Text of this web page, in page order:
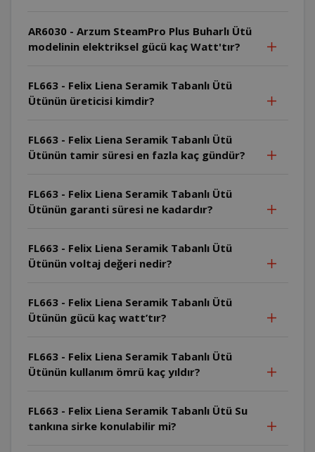
AR6030 - Arzum SteamPro Plus Buharlı Ütü
modelinin elektriksel gücü kaç Watt'tır?
FL663 - Felix Liena Seramik Tabanlı Ütü
Ütünün üreticisi kimdir?
FL663 - Felix Liena Seramik Tabanlı Ütü
Ütünün tamir süresi en fazla kaç gündür?
FL663 - Felix Liena Seramik Tabanlı Ütü
Ütünün garanti süresi ne kadardır?
FL663 - Felix Liena Seramik Tabanlı Ütü
Ütünün voltaj değeri nedir?
FL663 - Felix Liena Seramik Tabanlı Ütü
Ütünün gücü kaç watt’tır?
FL663 - Felix Liena Seramik Tabanlı Ütü
Ütünün kullanım ömrü kaç yıldır?
FL663 - Felix Liena Seramik Tabanlı Ütü Su
tankına sirke konulabilir mi?